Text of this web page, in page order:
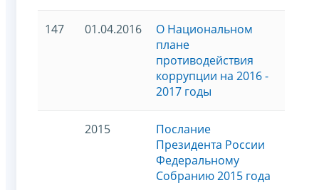
147 01.04.2016
О Национальном
плане
противодействия
коррупции на 2016 -
2017 годы
2015
Послание
Президента России
Федеральному
Собранию 2015 года